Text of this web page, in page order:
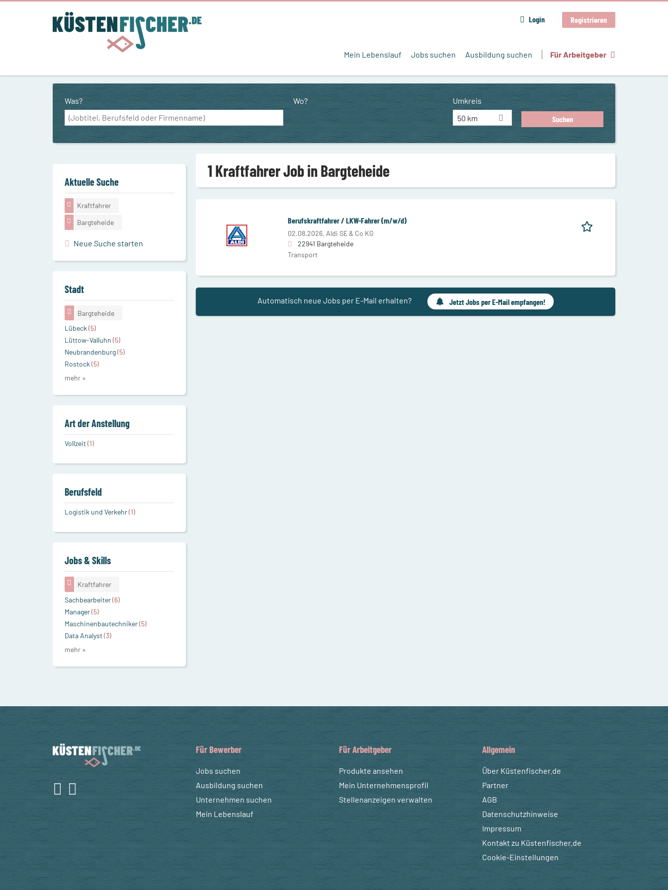
Login Registrieren
Mein Lebenslauf Jobs suchen Ausbildung suchen Für Arbeitgeber
Was? Wo?
Umkreis
50 km
1 Kraftfahrer Job in Bargteheide
Berufskraftfahrer / LKW-Fahrer (m/w/d)
02.08.2026, Aldi SE & Co KG
22941 Bargteheide
Transport
Automatisch neue Jobs per E-Mail erhalten? Jetzt Jobs per E-Mail empfangen!
Aktuelle Suche
Kraftfahrer
Bargteheide
Neue Suche starten
Stadt
Bargteheide
Lübeck(5)
Lüttow-Valluhn (5)
Neubrandenburg(5)
Rostock(5)
mehr »
Art der Anstellung
Vollzeit(1)
Berufsfeld
Logistik und Verkehr(1)
Jobs & Skills
Kraftfahrer
Sachbearbeiter(6)
Manager(5)
Maschinenbautechniker(5)
Data Analyst(3)
mehr »
Für Bewerber
Jobs suchen
Ausbildung suchen
Unternehmen suchen
Mein Lebenslauf
Für Arbeitgeber
Produkte ansehen
Mein Unternehmensprofil
Stellenanzeigen verwalten
Allgemein
Über Küstenfischer.de
Partner
AGB
Datenschutzhinweise
Impressum
Kontakt zu Küstenfischer.de
Cookie-Einstellungen